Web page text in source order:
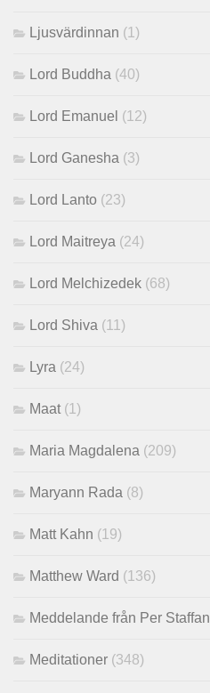
Ljusvärdinnan (1)
Lord Buddha (40)
Lord Emanuel (12)
Lord Ganesha (3)
Lord Lanto (23)
Lord Maitreya (24)
Lord Melchizedek (68)
Lord Shiva (11)
Lyra (24)
Maat(1)
Maria Magdalena (209)
Maryann Rada (8)
Matt Kahn (19)
Matthew Ward (136)
Meddelande från Per Staffan
Meditationer (348)